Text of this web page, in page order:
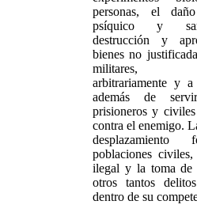
personas, el
psíquico y
destrucción y
bienes no
militares,
arbitrariamente y a
además de
prisioneros y
contra el enemigo.
desplazamiento
poblaciones
ilegal y la toma de
otros tantos
dentro de su